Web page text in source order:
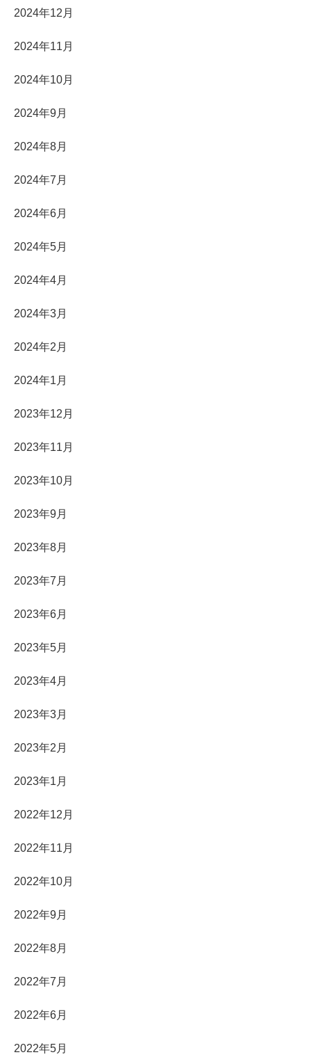
2024年12月
2024年11月
2024年10月
2024年9月
2024年8月
2024年7月
2024年6月
2024年5月
2024年4月
2024年3月
2024年2月
2024年1月
2023年12月
2023年11月
2023年10月
2023年9月
2023年8月
2023年7月
2023年6月
2023年5月
2023年4月
2023年3月
2023年2月
2023年1月
2022年12月
2022年11月
2022年10月
2022年9月
2022年8月
2022年7月
2022年6月
2022年5月